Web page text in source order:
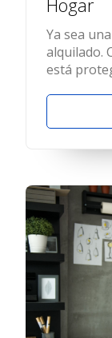
Ya sea
alquilado.
está